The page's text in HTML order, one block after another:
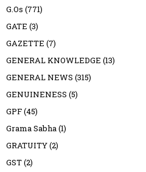
G.Os (771)
GATE (3)
GAZETTE (7)
GENERAL KNOWLEDGE (13)
GENERAL NEWS (315)
GENUINENESS (5)
GPF(45)
Grama Sabha(1)
GRATUITY(2)
GST(2)